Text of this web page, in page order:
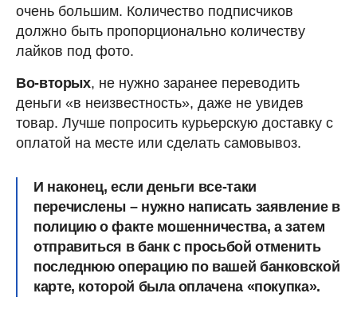
очень большим. Количество подписчиков
должно быть пропорционально количеству
лайков под фото.
Во-вторых, не нужно заранее переводить
деньги «в неизвестность», даже не увидев
товар. Лучше попросить курьерскую доставку с
оплатой на месте или сделать самовывоз.
И наконец, если деньги все-таки
перечислены – нужно написать заявление в
полицию о факте мошенничества, а затем
отправиться в банк с просьбой отменить
последнюю операцию по вашей банковской
карте, которой была оплачена «покупка».